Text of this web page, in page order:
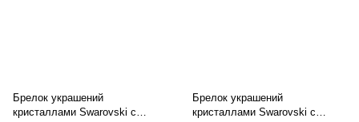
Брелок украшений
кристаллами Swarovski с
Брелок украшений
кристаллами Swarovski с